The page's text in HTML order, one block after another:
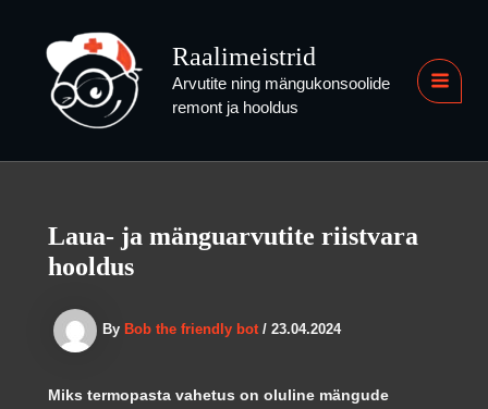
content
Raalimeistrid
Arvutite ning mängukonsoolide
remont ja hooldus
Laua- ja mänguarvutite riistvara
hooldus
By Bob the friendly bot / 23.04.2024
Miks termopasta vahetus on oluline mängude